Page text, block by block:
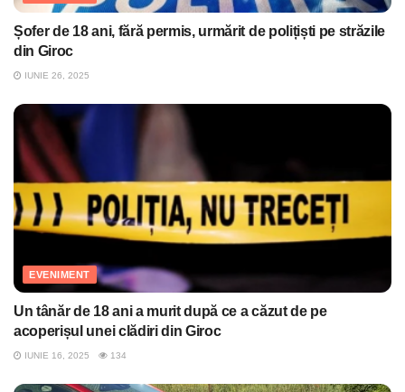
Șofer de 18 ani, fără permis, urmărit de polițiști pe străzile
din Giroc
IUNIE 26, 2025
EVENIMENT
Un tânăr de 18 ani a murit după ce a căzut de pe
acoperișul unei clădiri din Giroc
IUNIE 16, 2025 134